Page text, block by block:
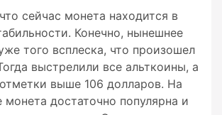
сейчас монета находится в
Конечно, нынешнее
того всплеска, что произошел
выстрелили все альткоины, а
выше 106 долларов. На
монета достаточно популярна и